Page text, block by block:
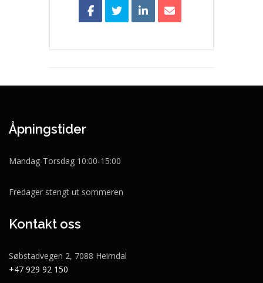
Åpningstider
Mandag-Torsdag 10:00-15:00
Fredager stengt ut sommeren
Kontakt oss
Søbstadvegen 2, 7088 Heimdal
+47 929 92 150